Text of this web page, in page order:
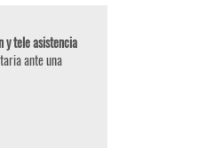
y tele asistencia
ante una